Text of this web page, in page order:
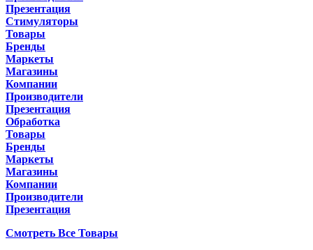
Презентация
Стимуляторы
Товары
Бренды
Маркеты
Магазины
Компании
Производители
Презентация
Обработка
Товары
Бренды
Маркеты
Магазины
Компании
Производители
Презентация
Смотреть Все Товары